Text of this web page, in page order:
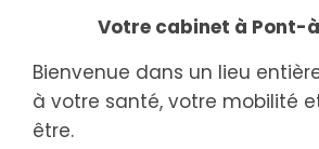
Votre cabinet à Pont-
Bienvenue dans un lieu
à votre santé, votre mobilité
être.